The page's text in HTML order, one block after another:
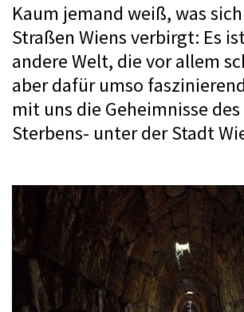
Kaum jemand weiß, was
Straßen Wiens verbirgt: Es
andere Welt, die vor allem
aber dafür umso
mit uns die Geheimnisse
Sterbens- unter der Stadt